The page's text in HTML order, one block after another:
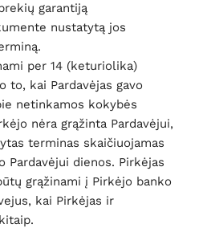
garantiją
nustatytą jos
per 14 (keturiolika)
to, kai Pardavėjas gavo
netinkamos kokybės
nėra grąžinta Pardavėjui,
terminas skaičiuojamas
Pardavėjui dienos. Pirkėjas
grąžinami į Pirkėjo banko
kai Pirkėjas ir